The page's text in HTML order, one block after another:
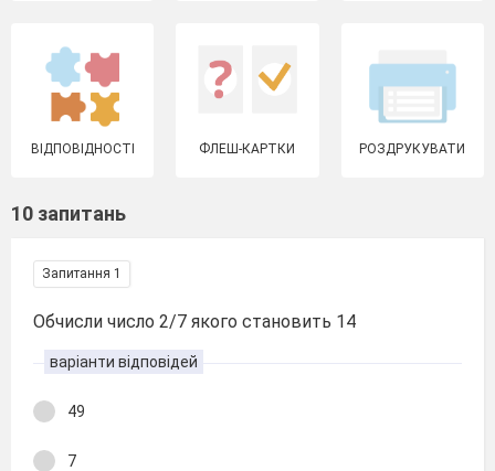
ВІДПОВІДНОСТІ ФЛЕШ-КАРТКИ РОЗДРУКУВАТИ
10 запитань
Запитання 1
Обчисли число 2/7 якого становить 14
варіанти відповідей
49
7